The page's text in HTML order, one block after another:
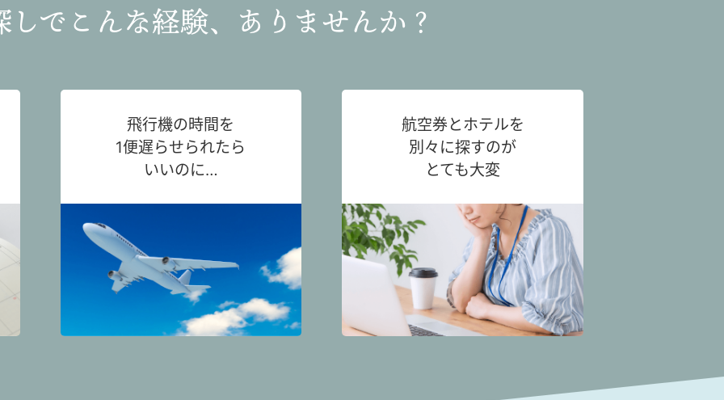
しでこんな経験、ありませんか？
飛行機の時間を
1便遅らせられたら
いいのに…
航空券とホテルを
別々に探すのが
とても大変